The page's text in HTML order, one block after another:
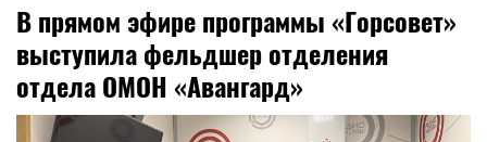
В прямом эфире программы «Горсовет»
выступила фельдшер отделения
отдела ОМОН «Авангард»